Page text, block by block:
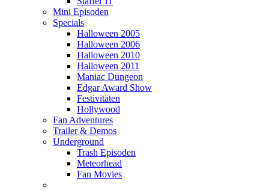
Mini Episoden
Specials
Halloween 2005
Halloween 2006
Halloween 2010
Halloween 2011
Maniac Dungeon
Edgar Award Show
Festivitäten
Hollywood
Fan Adventures
Trailer & Demos
Underground
Trash Episoden
Meteorhead
Fan Movies